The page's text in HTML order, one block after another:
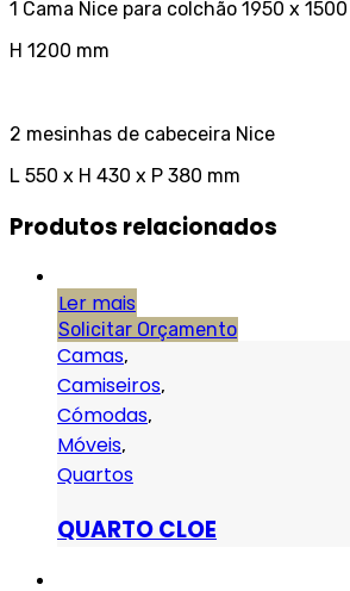
1 Cama Nice para colchão 1950 x
H 1200 mm
2 mesinhas de cabeceira Nice
L 550 x H 430 x P 380 mm
Produtos relacionados
Ler mais
Solicitar Orçamento
Camas,
Camiseiros,
Cómodas,
Móveis,
Quartos
QUARTO CLOE